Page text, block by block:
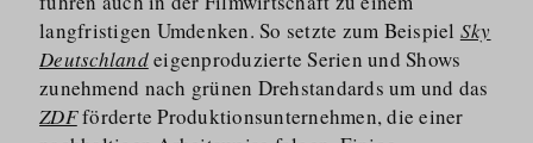
langfristigen Umdenken. So setzte zum Beispiel Sky
Deutschlandeigenpro­duzierte Serien und Shows
zunehmend nach grünen Drehstandards um und das
ZDFförderte Produkti­ons­un­ternehmen, die einer